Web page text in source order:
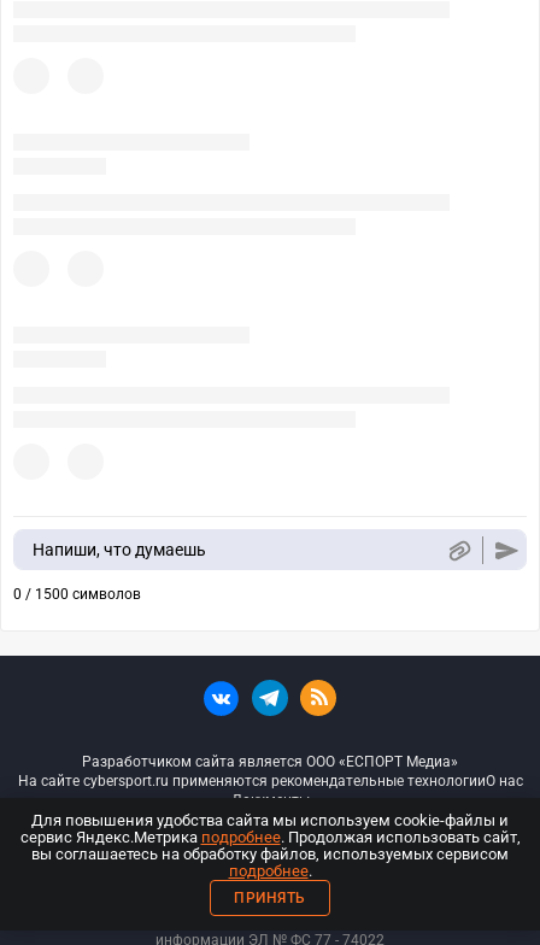
Напиши, что думаешь
0 / 1500 символов
Разработчиком сайта является ООО «ЕСПОРТ Медиа»
На сайте cybersport.ru применяются рекомендательные технологииО нас
Документы
© ООО «Киберспорт.ру» — Все права защищены
18+
ООО «Киберспорт.ру». Свидетельство о регистрации средств массовой
информации ЭЛ № ФС 77 - 74022
Для повышения удобства сайта мы используем cookie-файлы и
сервис Яндекс.Метрика подробнее. Продолжая использовать сайт,
вы соглашаетесь на обработку файлов, используемых сервисом
подробнее.
ПРИНЯТЬ